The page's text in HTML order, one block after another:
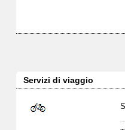
Servizi di viaggio